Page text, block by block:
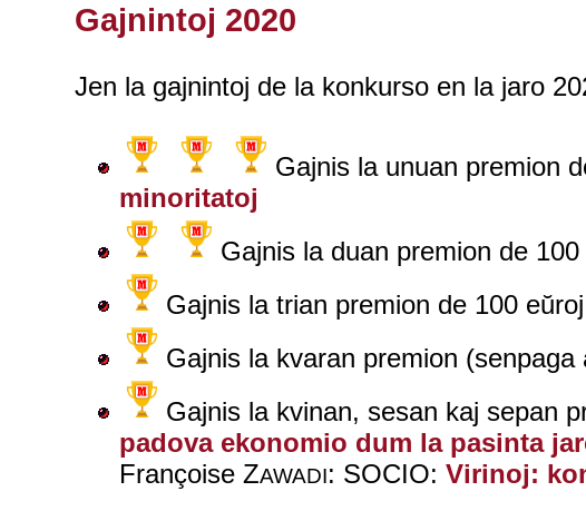
Gajnintoj 2020
Jen la gajnintoj de la konkurso en la jaro
Gajnis la unuan premion
minoritatoj
Gajnis la duan premion de
Gajnis la trian premion de 100
Gajnis la kvaran premion (senpaga
Gajnis la kvinan, sesan kaj sepan
padova ekonomio dum la pasinta
Françoise ZAWADI: SOCIO:Virinoj: